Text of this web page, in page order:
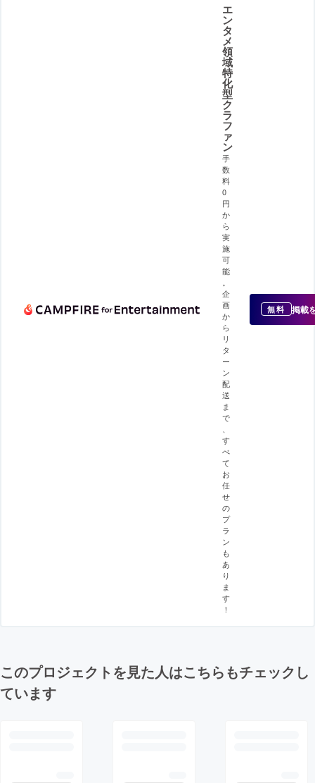
エ
ン
タ
メ
領
域
特
化
型
ク
ラ
フ
ァ
ン
手
数
料
0
円
か
ら
実
施
可
能
企
画
か
ら
リ
タ
ー
ン
配
送
ま
で
す
べ
て
お
任
せ
の
プ
ラ
ン
も
あ
り
ま
す
！
無料 掲載
このプロジェクトを見た人はこちらもチェックし
ています